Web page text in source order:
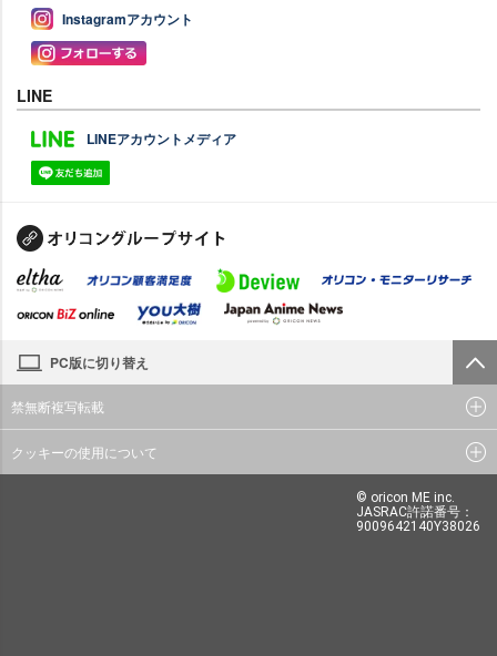
Instagramアカウント
LINE
LINEアカウントメディア
PC版に切り替え
禁無断複写転載
クッキーの使用について
© oricon ME inc.
JASRAC許諾番号：
9009642140Y38026